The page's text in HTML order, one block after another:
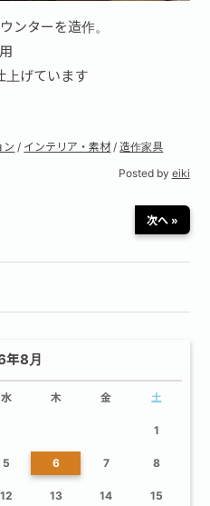
ンターを造作。
上げています
ン / インテリア・素材/造作家具
Posted by eiki
次へ »
年8月
水 木 金 土
1
5 6 7 8
12 13 14 15